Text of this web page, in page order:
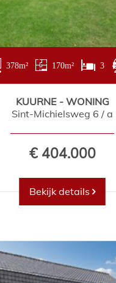
378 m² 170 m² 3
KUURNE - WONING
Sint-Michielsweg 6 / a
€ 404.000
Bekijk details